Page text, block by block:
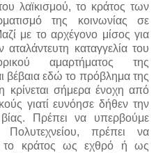
λαϊκισμού, το κράτος των
της κοινωνίας σε
με το αρχέγονο μίσος για
καταγγελία του
αμαρ­τήματος της
βέβαια εδώ το πρόβλημα της
κρίνεται σήμερα ένοχη από
γιατί ευνόησε δήθεν την
Πρέπει να υπερβούμε
πρέπει να
το κράτος ως εχθρό ή ως